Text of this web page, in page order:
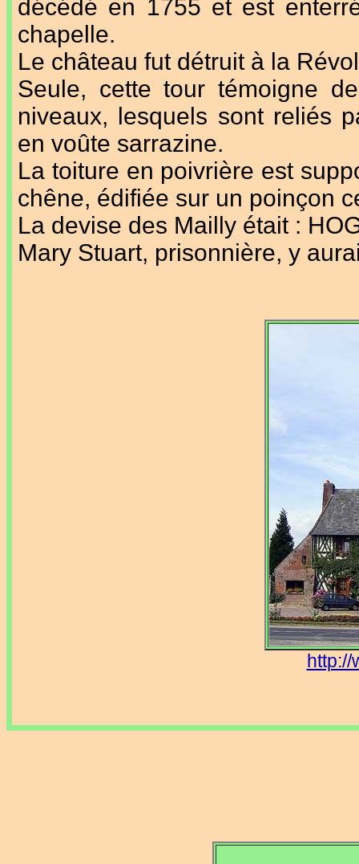
décédé en 1755 et est
chapelle.
Le château fut détruit à la
Seule, cette tour témoigne
niveaux, lesquels sont reliés
en voûte sarrazine.
La toiture en poivrière est
chêne, édifiée sur un poinçon
La devise des Mailly était :
Mary Stuart, prisonnière, y
http://